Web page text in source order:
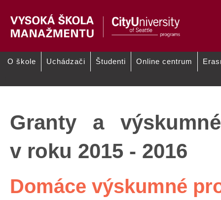
O škole Uchádzači Študenti Online centrum
Granty a
v roku 2015 - 2016
Domáce výskumné